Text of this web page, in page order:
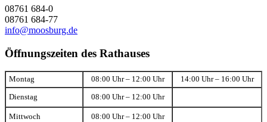
08761 684-0
08761 684-77
info@moosburg.de
Öffnungszeiten des Rathauses
Montag 08:00 Uhr – 12:00 Uhr 14:00 Uhr – 16:00 Uhr
Dienstag 08:00 Uhr – 12:00 Uhr
Mittwoch 08:00 Uhr – 12:00 Uhr